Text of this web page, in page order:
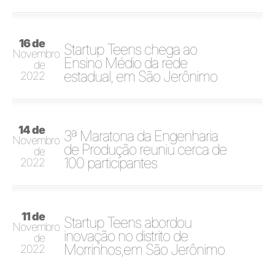
16 de
Novembro
de
2022
Startup Teens chega ao
Ensino Médio da rede
estadual, em São Jerônimo
14 de
Novembro
de
2022
3ª Maratona da Engenharia
de Produção reuniu cerca de
100 participantes
11 de
Novembro
de
2022
Startup Teens abordou
inovação no distrito de
Morrinhos,em São Jerônimo